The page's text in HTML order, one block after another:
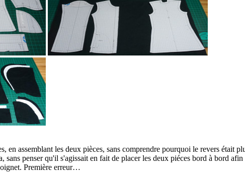
en assemblant les deux pièces, sans comprendre pourquoi le revers était
sans penser qu'il s'agissait en fait de placer les deux piéces bord à bord
Première erreur…